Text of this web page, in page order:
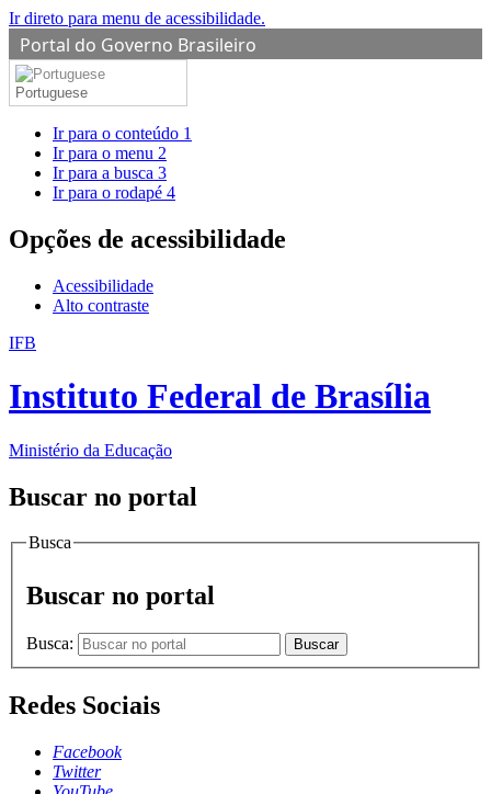
Ir direto para menu de acessibilidade.
Portal do Governo Brasileiro
Portuguese
Ir para o conteúdo 1
Ir para o menu 2
Ir para a busca 3
Ir para o rodapé 4
Opções de acessibilidade
Acessibilidade
Alto contraste
IFB
Instituto Federal de Brasília
Ministério da Educação
Buscar no portal
Busca
Buscar no portal
Busca: Buscar
Redes Sociais
Facebook
Twitter